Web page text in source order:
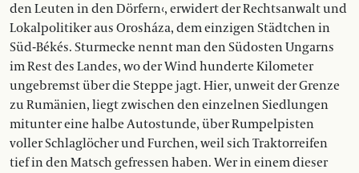
den Leuten in den Dörfern‹, erwidert der Rechtsanwalt und
Lokalpolitiker aus Orosháza, dem einzigen Städtchen in
Süd-Békés. Sturmecke nennt man den Südosten Ungarns
im Rest des Landes, wo der Wind hunderte Kilometer
ungebremst über die Steppe jagt. Hier, unweit der Grenze
zu Rumänien, liegt zwischen den einzelnen Siedlungen
mitunter eine halbe Autostunde, über Rumpelpisten
voller Schlaglöcher und Furchen, weil sich Traktorreifen
tief in den Matsch gefressen haben. Wer in einem dieser